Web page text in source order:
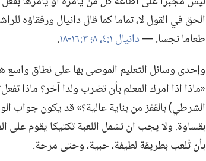
الحق في القول لا،‏ تماما كما قال دانيال ورفقاؤه
طعاما نجسا.‏ —‏دانيال ١:‏ ٤،‏ ٨؛‏ ١٦-‏١٨
‏.‏
وإحدى وسائل التعليم الموصى بها على نطاق واسع
«ماذا اذا امرك المعلم بأن تضرب ولدا آخر؟‏ ماذا
الشرطي)‏ بالقفز من بناية عالية؟‏» قد يكون جواب
بقساوة.‏ ولا يجب ان تشمل اللعبة تكتيكا يقوم على
بأن تُلعب بطريقة لطيفة،‏ حبية،‏ وحتى مرحة.‏